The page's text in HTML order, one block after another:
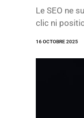
Le SEO ne
clic ni
16 OCTOBRE 2025